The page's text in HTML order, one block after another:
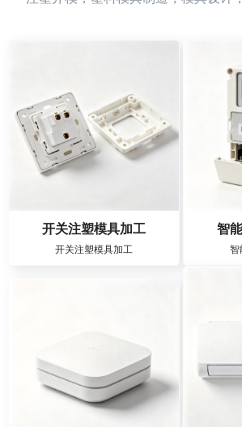
开关注塑模具加工
开关注塑模具加工
智
智